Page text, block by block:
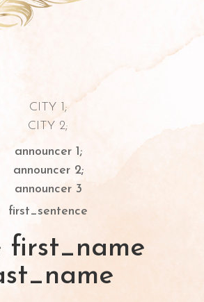
CITY 1;
CITY 2;
announcer 1;
announcer 2;
announcer 3
first_sentence
first_name